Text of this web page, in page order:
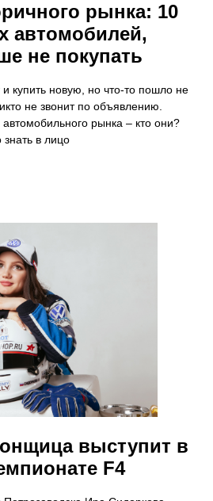
рынка: 10
автомобилей,
не покупать
купить новую, но что-то пошло не
не звонит по объявлению.
рынка – кто они?
в лицо
выступит в
F4